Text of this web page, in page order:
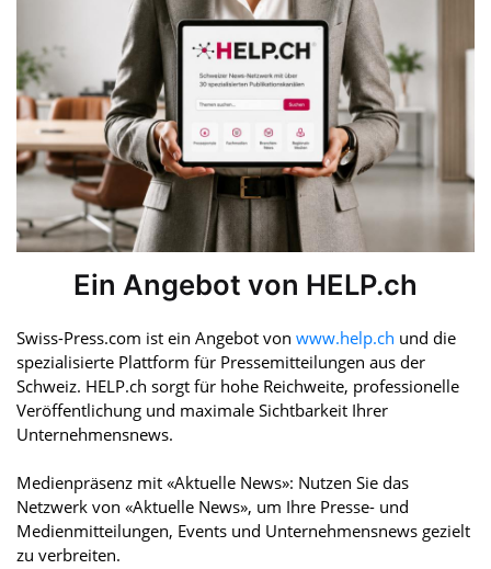
Ein Angebot von HELP.ch
Swiss-Press.com ist ein Angebot von www.help.ch und die
spezialisierte Plattform für Pressemitteilungen aus der
Schweiz. HELP.ch sorgt für hohe Reichweite, professionelle
Veröffentlichung und maximale Sichtbarkeit Ihrer
Unternehmensnews.
Medienpräsenz mit «Aktuelle News»: Nutzen Sie das
Netzwerk von «Aktuelle News», um Ihre Presse- und
Medienmitteilungen, Events und Unternehmensnews gezielt
zu verbreiten.